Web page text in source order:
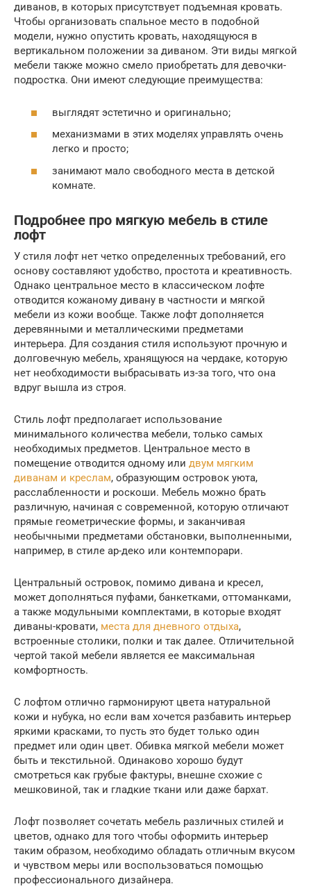
диванов, в которых присутствует подъемная кровать.
Чтобы организовать спальное место в подобной
модели, нужно опустить кровать, находящуюся в
вертикальном положении за диваном. Эти виды мягкой
мебели также можно смело приобретать для девочки-
подростка. Они имеют следующие преимущества:
выглядят эстетично и оригинально;
механизмами в этих моделях управлять очень
легко и просто;
занимают мало свободного места в детской
комнате.
Подробнее про мягкую мебель в стиле
лофт
У стиля лофт нет четко определенных требований, его
основу составляют удобство, простота и креативность.
Однако центральное место в классическом лофте
отводится кожаному дивану в частности и мягкой
мебели из кожи вообще. Также лофт дополняется
деревянными и металлическими предметами
интерьера. Для создания стиля используют прочную и
долговечную мебель, хранящуюся на чердаке, которую
нет необходимости выбрасывать из-за того, что она
вдруг вышла из строя.
Стиль лофт предполагает использование
минимального количества мебели, только самых
необходимых предметов. Центральное место в
помещение отводится одному или двум мягким
диванам и креслам, образующим островок уюта,
расслабленности и роскоши. Мебель можно брать
различную, начиная с современной, которую отличают
прямые геометрические формы, и заканчивая
необычными предметами обстановки, выполненными,
например, в стиле ар-деко или контемпорари.
Центральный островок, помимо дивана и кресел,
может дополняться пуфами, банкетками, оттоманками,
а также модульными комплектами, в которые входят
диваны-кровати, места для дневного отдыха,
встроенные столики, полки и так далее. Отличительной
чертой такой мебели является ее максимальная
комфортность.
С лофтом отлично гармонируют цвета натуральной
кожи и нубука, но если вам хочется разбавить интерьер
яркими красками, то пусть это будет только один
предмет или один цвет. Обивка мягкой мебели может
быть и текстильной. Одинаково хорошо будут
смотреться как грубые фактуры, внешне схожие с
мешковиной, так и гладкие ткани или даже бархат.
Лофт позволяет сочетать мебель различных стилей и
цветов, однако для того чтобы оформить интерьер
таким образом, необходимо обладать отличным вкусом
и чувством меры или воспользоваться помощью
профессионального дизайнера.